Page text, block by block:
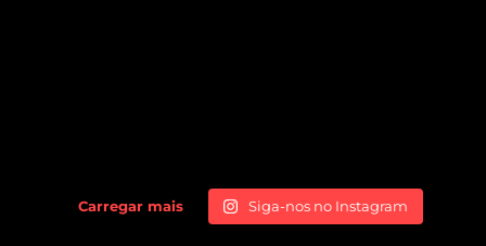
Carregar mais Siga-nos no Instagram